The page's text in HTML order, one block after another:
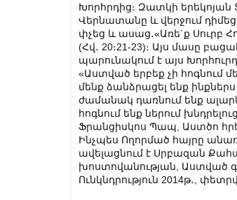
Խորհրդից։ Զատկի երեկոյան
Վերնատանը և վերջում դիմեց
փչեց և ասաց․«Առե´ք Սուրբ
(Հվ․ 20։21-23)։ Այս մասը
պարունակում է այս
«Աստված երբեք չի հոգնում
մենք ձանձրացել ենք ինքներս
ժամանակ դառնում ենք
հոգնում ենք ներում
Ֆրանցիսկոս Պապ, Աստծո
Ինչպես Ողորմած հայրը
ավելացնում է Սրբազան
խոստովանության, Աստված
Ունկնդրություն 2014թ․,